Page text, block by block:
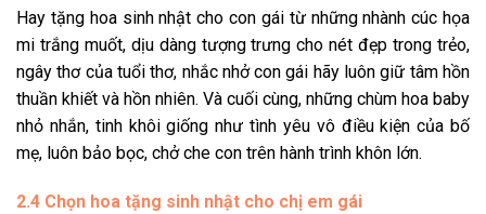
Hay tặng hoa sinh nhật cho con gái từ những nhành cúc họa
mi trắng muốt, dịu dàng tượng trưng cho nét đẹp trong trẻo,
ngây thơ của tuổi thơ, nhắc nhở con gái hãy luôn giữ tâm hồn
thuần khiết và hồn nhiên. Và cuối cùng, những chùm hoa baby
nhỏ nhắn, tinh khôi giống như tình yêu vô điều kiện của bố
mẹ, luôn bảo bọc, chở che con trên hành trình khôn lớn.
2.4 Chọn hoa tặng sinh nhật cho chị em gái